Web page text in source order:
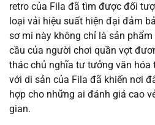
retro của Fila đã tìm được đối
loại vải hiệu suất hiện đại đảm
sơ mi này không chỉ là sản
cầu của người chơi quần vợt
thác chủ nghĩa tư tưởng văn hóa
với di sản của Fila đã khiến nơi
hợp cho những ai đánh giá cao
gian.